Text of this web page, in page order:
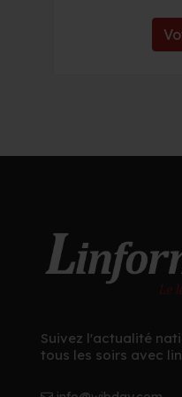
Suivez l'actualité
tous les soirs avec